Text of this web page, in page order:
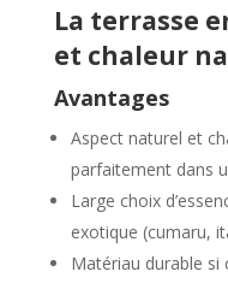
La terrasse
et chaleur
Avantages
Aspect naturel et
parfaitement dans
Large choix
exotique (cumaru,
Matériau durable